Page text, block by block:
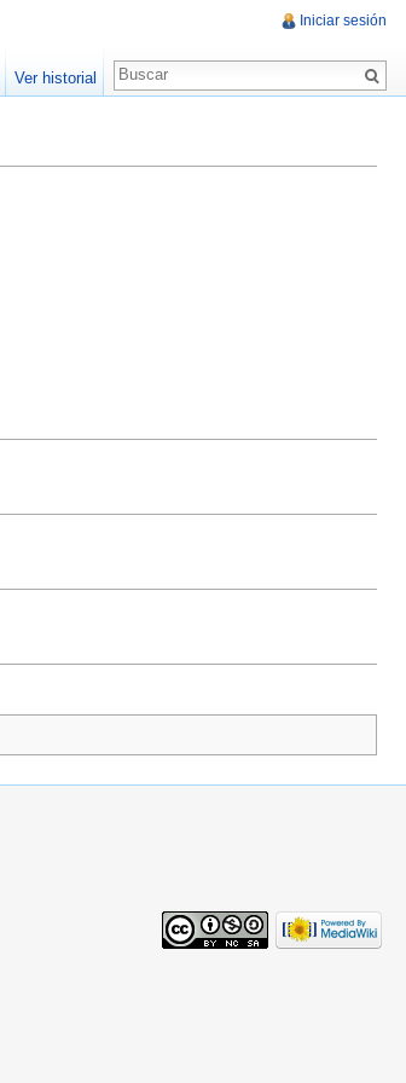
Iniciar sesión
Ver historial